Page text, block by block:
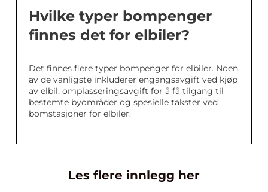
Hvilke typer bompenger
finnes det for elbiler?
Det finnes flere typer bompenger for elbiler. Noen
av de vanligste inkluderer engangsavgift ved kjøp
av elbil, omplasseringsavgift for å få tilgang til
bestemte byområder og spesielle takster ved
bomstasjoner for elbiler.
Les flere innlegg her